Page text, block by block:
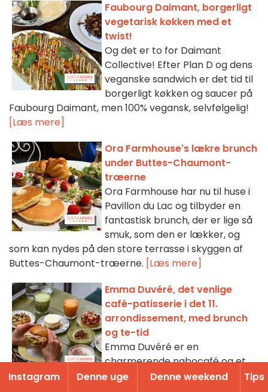
Faubourg Daimant, borgerligt
vegetarisk køkken med et
twist!
Og det er to for Daimant
Collective! Efter Plan D og dens
veganske sandwich er det tid til
borgerligt køkken og saucer på
Faubourg Daimant, men 100% vegansk, selvfølgelig!
[Læs mere]
Ora Farmhouse's lækre brunch
under Buttes-Chaumont-
træerne
Ora Farmhouse har nu til huse i
Pavillon du Lac og tilbyder en
fantastisk brunch, der er lige så
smuk, som den er lækker, og
som kan nydes på den store terrasse i skyggen af
Buttes-Chaumont-træerne. [Læs mere]
Emma Duvéré, det venlige
café-patisserie i det 11.
arrondissement, med brunch
og te-tid
Emma Duvéré er en
charmerende nabocafé og et
konditori, der ligger gemt væk i
Instagram Denne uge Denne weekend Tips